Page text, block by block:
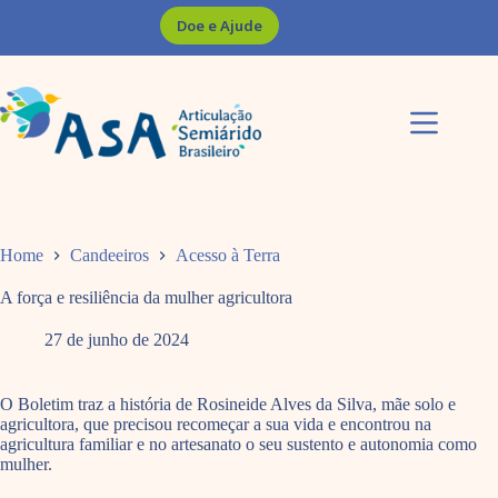
Doe e Ajude
Home Candeeiros Acesso à Terra
A força e resiliência da mulher agricultora
27 de junho de 2024
O Boletim traz a história de Rosineide Alves da Silva, mãe solo e
agricultora, que precisou recomeçar a sua vida e encontrou na
agricultura familiar e no artesanato o seu sustento e autonomia como
mulher.